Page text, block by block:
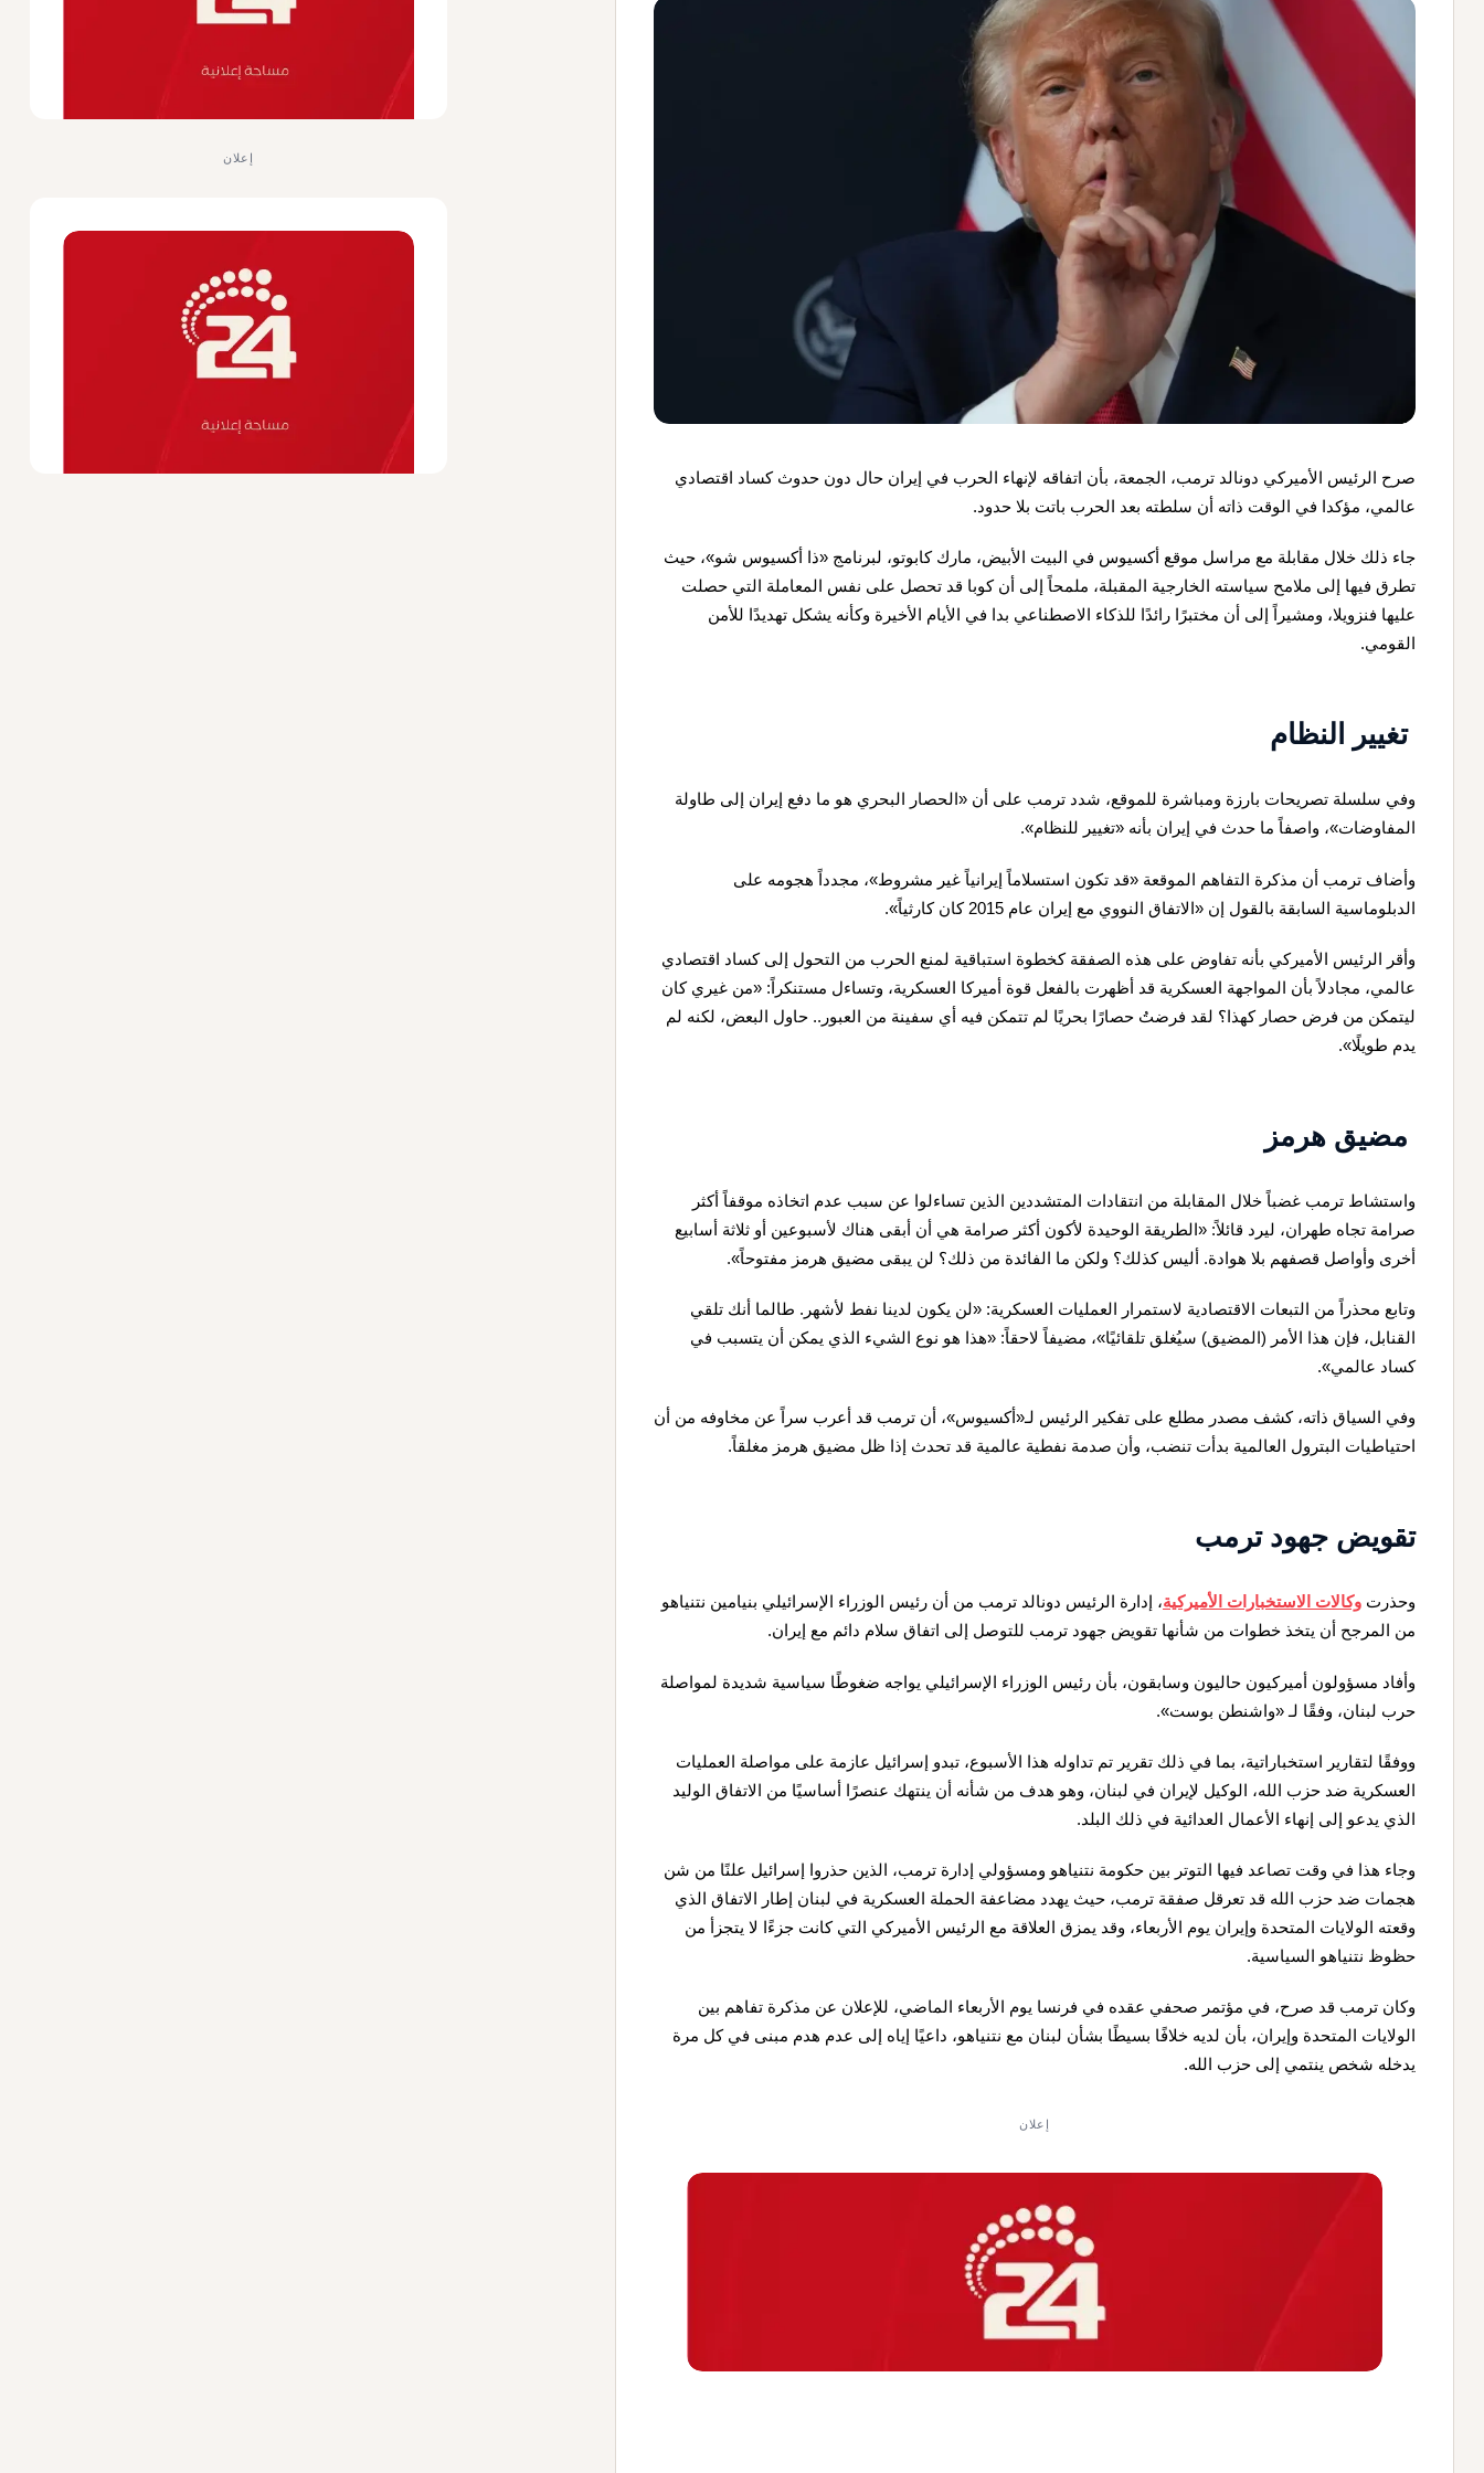
صرح الرئيس الأميركي دونالد ترمب، الجمعة، بأن اتفاقه لإنهاء الحرب في إيران حال دون حدوث كساد اقتصادي
عالمي، مؤكدا في الوقت ذاته أن سلطته بعد الحرب باتت بلا حدود.
جاء ذلك خلال مقابلة مع مراسل موقع أكسيوس في البيت الأبيض، مارك كابوتو، لبرنامج «ذا أكسيوس شو»، حيث
تطرق فيها إلى ملامح سياسته الخارجية المقبلة، ملمحاً إلى أن كوبا قد تحصل على نفس المعاملة التي حصلت
عليها فنزويلا، ومشيراً إلى أن مختبرًا رائدًا للذكاء الاصطناعي بدا في الأيام الأخيرة وكأنه يشكل تهديدًا للأمن
القومي.
تغيير النظام
وفي سلسلة تصريحات بارزة ومباشرة للموقع، شدد ترمب على أن «الحصار البحري هو ما دفع إيران إلى طاولة
المفاوضات»، واصفاً ما حدث في إيران بأنه «تغيير للنظام».
وأضاف ترمب أن مذكرة التفاهم الموقعة «قد تكون استسلاماً إيرانياً غير مشروط»، مجدداً هجومه على
الدبلوماسية السابقة بالقول إن «الاتفاق النووي مع إيران عام 2015 كان كارثياً».
وأقر الرئيس الأميركي بأنه تفاوض على هذه الصفقة كخطوة استباقية لمنع الحرب من التحول إلى كساد اقتصادي
عالمي، مجادلاً بأن المواجهة العسكرية قد أظهرت بالفعل قوة أميركا العسكرية، وتساءل مستنكراً: «من غيري كان
ليتمكن من فرض حصار كهذا؟ لقد فرضتُ حصارًا بحريًا لم تتمكن فيه أي سفينة من العبور.. حاول البعض، لكنه لم
يدم طويلًا».
مضيق هرمز
واستشاط ترمب غضباً خلال المقابلة من انتقادات المتشددين الذين تساءلوا عن سبب عدم اتخاذه موقفاً أكثر
صرامة تجاه طهران، ليرد قائلاً: «الطريقة الوحيدة لأكون أكثر صرامة هي أن أبقى هناك لأسبوعين أو ثلاثة أسابيع
أخرى وأواصل قصفهم بلا هوادة. أليس كذلك؟ ولكن ما الفائدة من ذلك؟ لن يبقى مضيق هرمز مفتوحاً».
وتابع محذراً من التبعات الاقتصادية لاستمرار العمليات العسكرية: «لن يكون لدينا نفط لأشهر. طالما أنك تلقي
القنابل، فإن هذا الأمر (المضيق) سيُغلق تلقائيًا»، مضيفاً لاحقاً: «هذا هو نوع الشيء الذي يمكن أن يتسبب في
كساد عالمي».
وفي السياق ذاته، كشف مصدر مطلع على تفكير الرئيس لـ«أكسيوس»، أن ترمب قد أعرب سراً عن مخاوفه من أن
احتياطيات البترول العالمية بدأت تنضب، وأن صدمة نفطية عالمية قد تحدث إذا ظل مضيق هرمز مغلقاً.
تقويض جهود ترمب
وحذرت وكالات الاستخبارات الأميركية، إدارة الرئيس دونالد ترمب من أن رئيس الوزراء الإسرائيلي بنيامين نتنياهو
من المرجح أن يتخذ خطوات من شأنها تقويض جهود ترمب للتوصل إلى اتفاق سلام دائم مع إيران.
وأفاد مسؤولون أميركيون حاليون وسابقون، بأن رئيس الوزراء الإسرائيلي يواجه ضغوطًا سياسية شديدة لمواصلة
حرب لبنان، وفقًا لـ «واشنطن بوست».
ووفقًا لتقارير استخباراتية، بما في ذلك تقرير تم تداوله هذا الأسبوع، تبدو إسرائيل عازمة على مواصلة العمليات
العسكرية ضد حزب الله، الوكيل لإيران في لبنان، وهو هدف من شأنه أن ينتهك عنصرًا أساسيًا من الاتفاق الوليد
الذي يدعو إلى إنهاء الأعمال العدائية في ذلك البلد.
وجاء هذا في وقت تصاعد فيها التوتر بين حكومة نتنياهو ومسؤولي إدارة ترمب، الذين حذروا إسرائيل علنًا من شن
هجمات ضد حزب الله قد تعرقل صفقة ترمب، حيث يهدد مضاعفة الحملة العسكرية في لبنان إطار الاتفاق الذي
وقعته الولايات المتحدة وإيران يوم الأربعاء، وقد يمزق العلاقة مع الرئيس الأميركي التي كانت جزءًا لا يتجزأ من
حظوظ نتنياهو السياسية.
وكان ترمب قد صرح، في مؤتمر صحفي عقده في فرنسا يوم الأربعاء الماضي، للإعلان عن مذكرة تفاهم بين
الولايات المتحدة وإيران، بأن لديه خلافًا بسيطًا بشأن لبنان مع نتنياهو، داعيًا إياه إلى عدم هدم مبنى في كل مرة
يدخله شخص ينتمي إلى حزب الله.
إعلان
إعلان